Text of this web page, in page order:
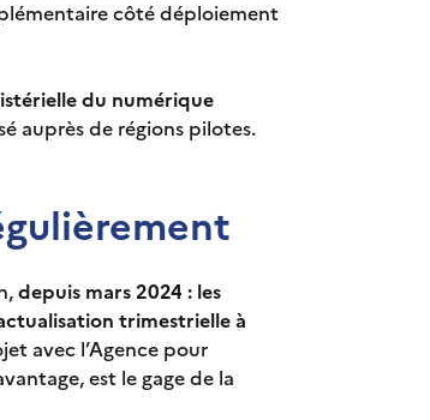
côté déploiement
du numérique
auprès de régions pilotes.
depuis mars 2024 : les
trimestrielle à
avec l’Agence pour
est le gage de la